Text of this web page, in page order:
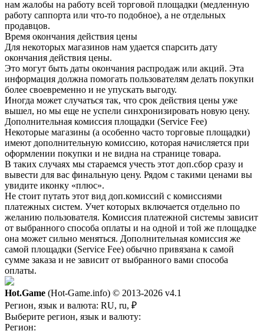
нам жалобы на работу всей торговой площадки (медленную
работу саппорта или что-то подобное), а не отдельных
продавцов.
Время окончания действия цены
Для некоторых магазинов нам удается спарсить дату
окончания действия цены.
Это могут быть даты окончания распродаж или акций. Эта
информация должна помогать пользователям делать покупки
более своевременно и не упускать выгоду.
Иногда может случаться так, что срок действия цены уже
вышел, но мы еще не успели синхронизировать новую цену.
Дополнительная комиссия площадки (Service Fee)
Некоторые магазины (а особенно часто торговые площадки)
имеют дополнительную комиссию, которая начисляется при
оформлении покупки и не видна на странице товара.
В таких случаях мы стараемся учесть этот доп.сбор сразу и
вывести для вас финальную цену. Рядом с такими ценами вы
увидите иконку «плюс».
Не стоит путать этот вид доп.комиссий с комиссиями
платежных систем. Учет которых включается отдельно по
желанию пользователя. Комиссия платежной системы зависит
от выбранного способа оплаты и на одной и той же площадке
она может сильно меняться. Дополнительная комиссия же
самой площадки (Service Fee) обычно привязана к самой
сумме заказа и не зависит от выбранного вами способа
оплаты.
Hot.Game (Hot-Game.info) © 2013-2026 v4.1
Регион, язык и валюта: RU, ru, ₽
Выберите регион, язык и валюту:
Регион: